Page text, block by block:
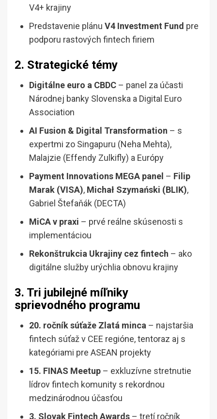
V4+ krajiny
Predstavenie plánu V4 Investment Fund pre
podporu rastových fintech firiem
2. Strategické témy
Digitálne euro a CBDC – panel za účasti
Národnej banky Slovenska a Digital Euro
Association
AI Fusion & Digital Transformation – s
expertmi zo Singapuru (Neha Mehta),
Malajzie (Effendy Zulkifly) a Európy
Payment Innovations MEGA panel – Filip
Marak (VISA), Michał Szymański (BLIK),
Gabriel Štefaňák (DECTA)
MiCA v praxi – prvé reálne skúsenosti s
implementáciou
Rekonštrukcia Ukrajiny cez fintech – ako
digitálne služby urýchlia obnovu krajiny
3. Tri jubilejné míľniky
sprievodného programu
20. ročník súťaže Zlatá minca – najstaršia
fintech súťaž v CEE regióne, tentoraz aj s
kategóriami pre ASEAN projekty
15. FINAS Meetup – exkluzívne stretnutie
lídrov fintech komunity s rekordnou
medzinárodnou účasťou
3. Slovak Fintech Awards – tretí ročník